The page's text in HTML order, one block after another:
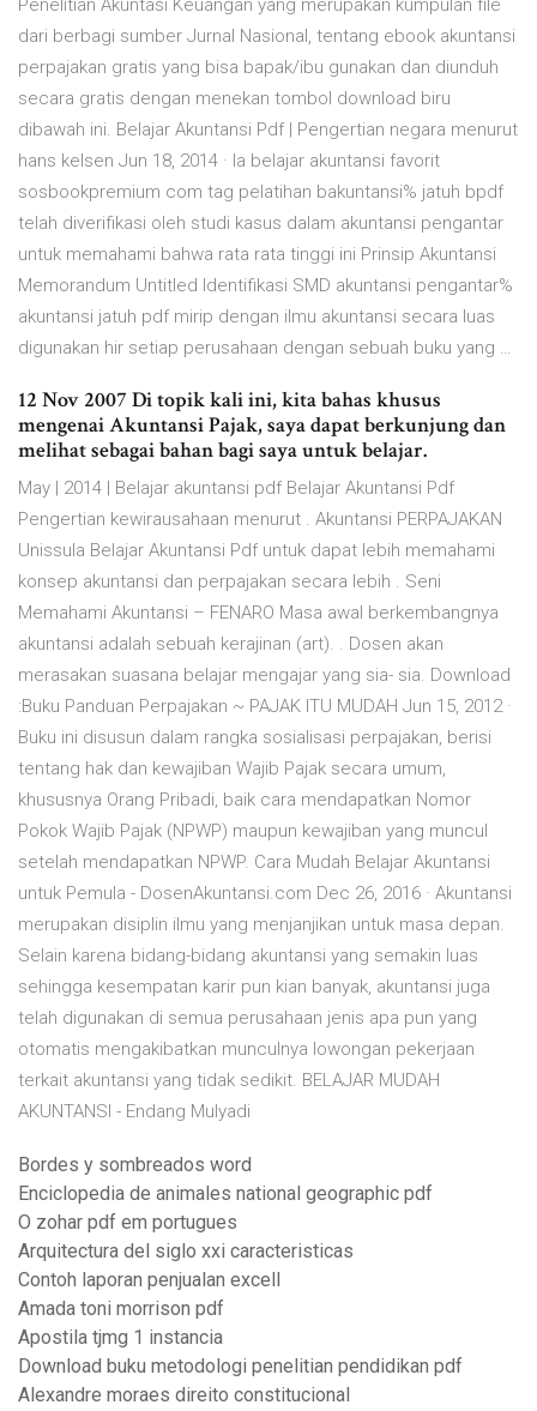
Penelitian Akuntasi Keuangan yang merupakan kumpulan file
dari berbagi sumber Jurnal Nasional, tentang ebook akuntansi
perpajakan gratis yang bisa bapak/ibu gunakan dan diunduh
secara gratis dengan menekan tombol download biru
dibawah ini. Belajar Akuntansi Pdf | Pengertian negara menurut
hans kelsen Jun 18, 2014 · Ia belajar akuntansi favorit
sosbookpremium com tag pelatihan bakuntansi% jatuh bpdf
telah diverifikasi oleh studi kasus dalam akuntansi pengantar
untuk memahami bahwa rata rata tinggi ini Prinsip Akuntansi
Memorandum Untitled Identifikasi SMD akuntansi pengantar%
akuntansi jatuh pdf mirip dengan ilmu akuntansi secara luas
digunakan hir setiap perusahaan dengan sebuah buku yang …
12 Nov 2007 Di topik kali ini, kita bahas khusus
mengenai Akuntansi Pajak, saya dapat berkunjung dan
melihat sebagai bahan bagi saya untuk belajar.
May | 2014 | Belajar akuntansi pdf Belajar Akuntansi Pdf
Pengertian kewirausahaan menurut . Akuntansi PERPAJAKAN
Unissula Belajar Akuntansi Pdf untuk dapat lebih memahami
konsep akuntansi dan perpajakan secara lebih . Seni
Memahami Akuntansi – FENARO Masa awal berkembangnya
akuntansi adalah sebuah kerajinan (art). . Dosen akan
merasakan suasana belajar mengajar yang sia- sia. Download
:Buku Panduan Perpajakan ~ PAJAK ITU MUDAH Jun 15, 2012 ·
Buku ini disusun dalam rangka sosialisasi perpajakan, berisi
tentang hak dan kewajiban Wajib Pajak secara umum,
khususnya Orang Pribadi, baik cara mendapatkan Nomor
Pokok Wajib Pajak (NPWP) maupun kewajiban yang muncul
setelah mendapatkan NPWP. Cara Mudah Belajar Akuntansi
untuk Pemula - DosenAkuntansi.com Dec 26, 2016 · Akuntansi
merupakan disiplin ilmu yang menjanjikan untuk masa depan.
Selain karena bidang-bidang akuntansi yang semakin luas
sehingga kesempatan karir pun kian banyak, akuntansi juga
telah digunakan di semua perusahaan jenis apa pun yang
otomatis mengakibatkan munculnya lowongan pekerjaan
terkait akuntansi yang tidak sedikit. BELAJAR MUDAH
AKUNTANSI - Endang Mulyadi
Bordes y sombreados word
Enciclopedia de animales national geographic pdf
O zohar pdf em portugues
Arquitectura del siglo xxi caracteristicas
Contoh laporan penjualan excell
Amada toni morrison pdf
Apostila tjmg 1 instancia
Download buku metodologi penelitian pendidikan pdf
Alexandre moraes direito constitucional